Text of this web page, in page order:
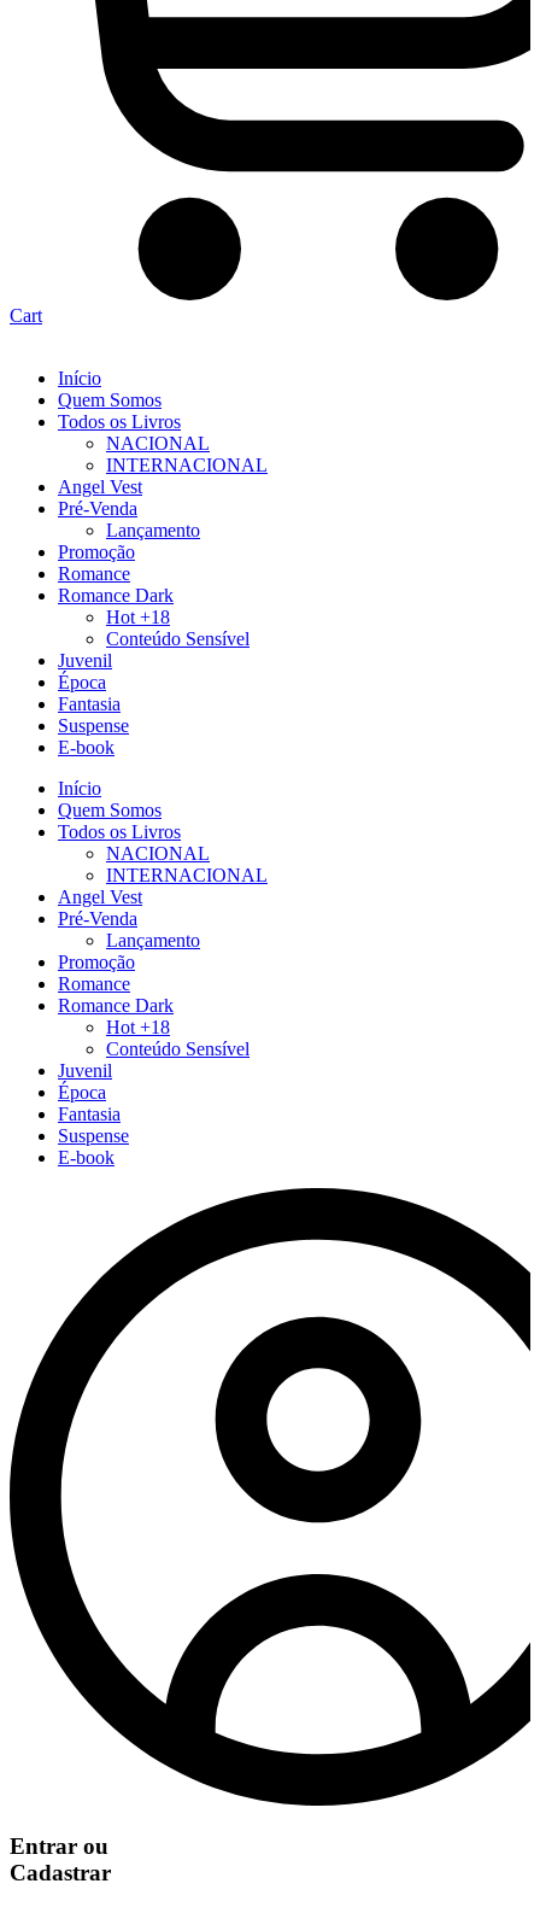
Cart
Início
Quem Somos
Todos os Livros
NACIONAL
INTERNACIONAL
Angel Vest
Pré-Venda
Lançamento
Promoção
Romance
Romance Dark
Hot +18
Conteúdo Sensível
Juvenil
Época
Fantasia
Suspense
E-book
Início
Quem Somos
Todos os Livros
NACIONAL
INTERNACIONAL
Angel Vest
Pré-Venda
Lançamento
Promoção
Romance
Romance Dark
Hot +18
Conteúdo Sensível
Juvenil
Época
Fantasia
Suspense
E-book
Entrar ou
Cadastrar